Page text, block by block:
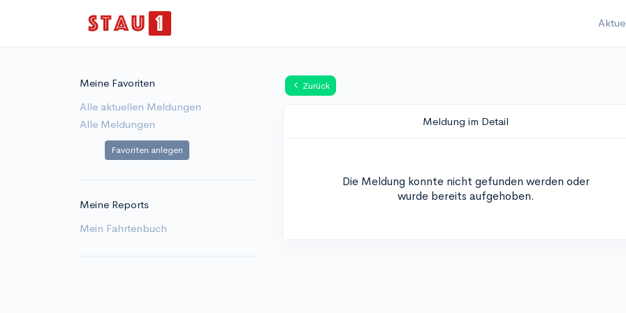
Meine Favoriten
Alle aktuellen Meldungen
Alle Meldungen
Favoriten anlegen
Meine Reports
Mein Fahrtenbuch
Zurück
Meldung im Detail
Die Meldung konnte nicht gefunden werden oder
wurde bereits aufgehoben.